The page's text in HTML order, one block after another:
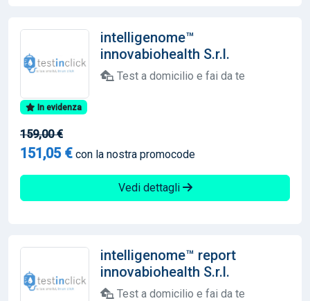
intelligenome™
innovabiohealth S.r.l.
Test a domicilio e fai da te
In evidenza
159,00 €
151,05 € con la nostra promocode
Vedi dettagli
intelligenome™ report
innovabiohealth S.r.l.
Test a domicilio e fai da te